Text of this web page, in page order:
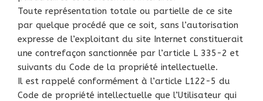
Toute représentation totale ou partielle de ce site
par quelque procédé que ce soit, sans l’autorisation
expresse de l’exploitant du site Internet constituerait
une contrefaçon sanctionnée par l’article L 335-2 et
suivants du Code de la propriété intellectuelle.
Il est rappelé conformément à l’article L122-5 du
Code de propriété intellectuelle que l’Utilisateur qui